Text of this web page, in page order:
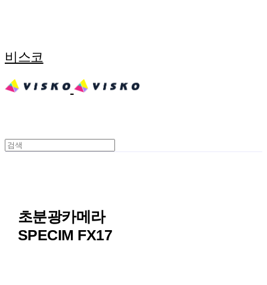
비스코
초분광카메라
SPECIM FX17